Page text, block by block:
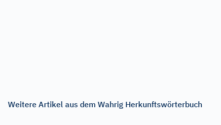
Weitere Artikel aus dem Wahrig Herkunftswörterbuch